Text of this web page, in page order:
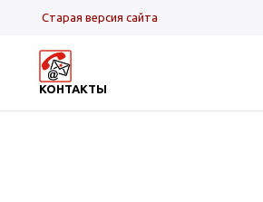
Cтарая версия сайта
КОНТАКТЫ